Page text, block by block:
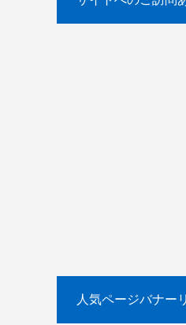
人気ページバナー